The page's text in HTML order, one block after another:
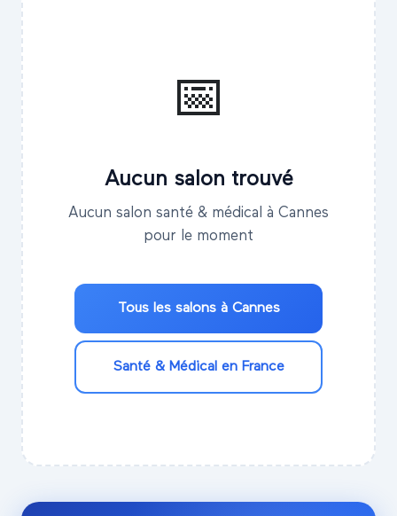
📅
Aucun salon trouvé
Aucun salon santé & médical à Cannes
pour le moment
Tous les salons à Cannes
Santé & Médical en France